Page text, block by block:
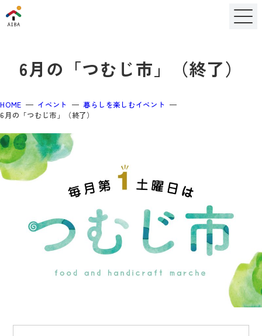
6月の「つむじ市」（終了）
HOME イベント
暮らしを楽しむイベント
6月の「つむじ市」（終了）